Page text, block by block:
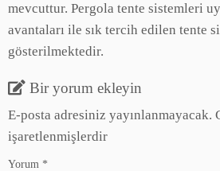
mevcuttur. Pergola tente sistemleri
avantaları ile sık tercih edilen tente
gösterilmektedir.
Bir yorum ekleyin
E-posta adresiniz yayınlanmayacak.
işaretlenmişlerdir
Yorum *